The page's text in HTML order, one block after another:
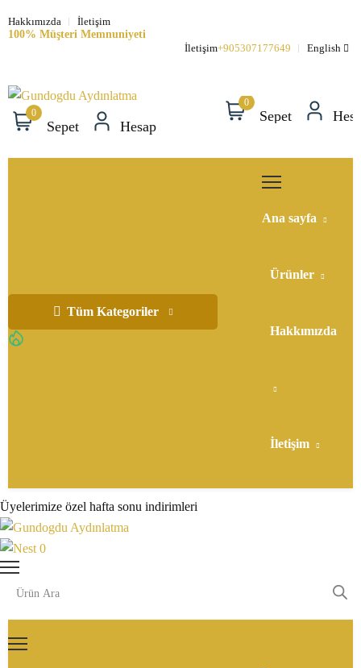
Hakkımızda
İletişim
100% Müşteri Memnuniyeti
İletişim+905307177649 English
0
Sepet Hesap
0
Sepet
Tüm Kategoriler
Ana sayfa
Ürünler
Hakkımızda
İletişim
Üyelerimize özel hafta sonu indirimleri
0